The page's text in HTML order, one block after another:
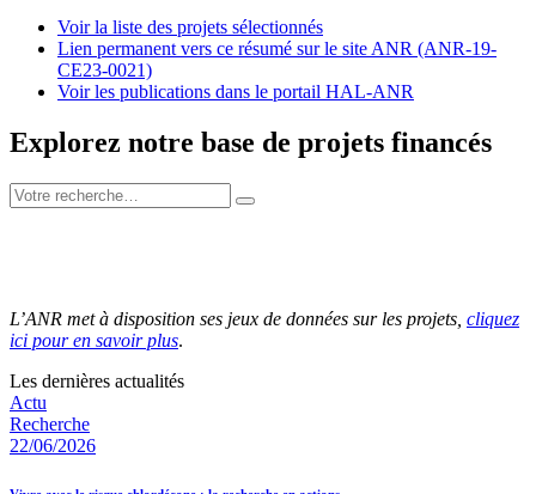
Voir la liste des projets sélectionnés
Lien permanent vers ce résumé sur le site ANR (ANR-19-
CE23-0021)
Voir les publications dans le portail HAL-ANR
Explorez notre base de projets financés
L’ANR met à disposition ses jeux de données sur les projets, cliquez
ici pour en savoir plus.
Les dernières actualités
Actu
Recherche
22/06/2026